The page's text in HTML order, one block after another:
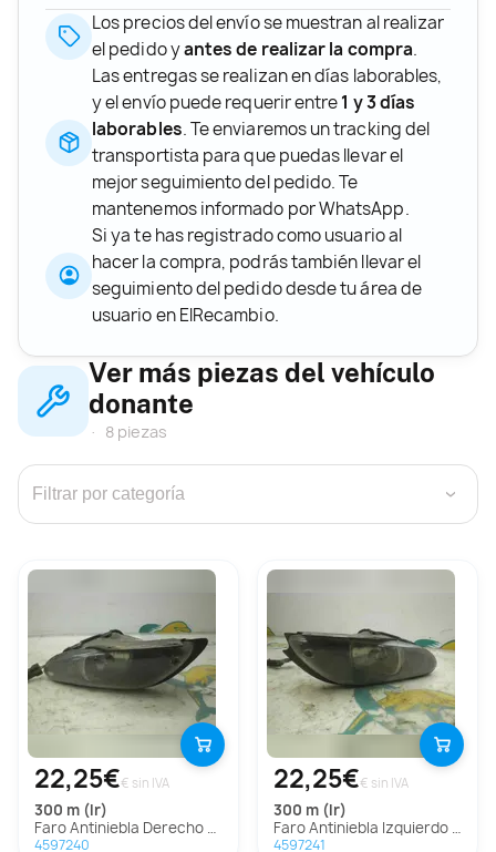
Los precios del envío se muestran al realizar
el pedido yantes de realizar la compra.
Las entregas se realizan en días laborables,
y el envío puede requerir entre1 y 3 días
laborables. Te enviaremos un tracking del
transportista para que puedas llevar el
mejor seguimiento del pedido. Te
mantenemos informado por WhatsApp.
Si ya te has registrado como usuario al
hacer la compra, podrás también llevar el
seguimiento del pedido desde tu área de
usuario en ElRecambio.
Ver más piezas del vehículo
donante
8 piezas
›
22,25€€ sin IVA
300 m (lr)
Faro Antiniebla Derecho Para Chrysler 300 M
4597240
22,25€€ sin IVA
300 m (lr)
Faro Antiniebla Izquierdo Para Chrysler 300 M
4597241